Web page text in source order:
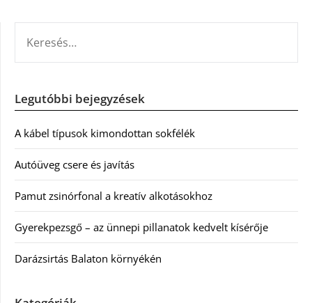
Legutóbbi bejegyzések
A kábel típusok kimondottan sokfélék
Autóüveg csere és javítás
Pamut zsinórfonal a kreatív alkotásokhoz
Gyerekpezsgő – az ünnepi pillanatok kedvelt kísérője
Darázsirtás Balaton környékén